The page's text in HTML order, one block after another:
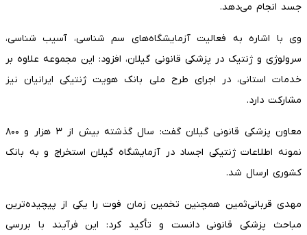
جسد انجام می‌دهد.
وی با اشاره به فعالیت آزمایشگاه‌های سم شناسی، آسیب شناسی،
سرولوژی و ژنتیک در پزشکی قانونی گیلان، افزود: این مجموعه علاوه بر
خدمات استانی، در اجرای طرح ملی بانک هویت ژنتیکی ایرانیان نیز
مشارکت دارد.
معاون پزشکی قانونی گیلان گفت: سال گذشته بیش از ۳ هزار و ۸۰۰
نمونه اطلاعات ژنتیکی اجساد در آزمایشگاه گیلان استخراج و به بانک
کشوری ارسال شد.
مهدی قربانی‌ثمین همچنین تخمین زمان فوت را یکی از پیچیده‌ترین
مباحث پزشکی قانونی دانست و تأکید کرد: این فرآیند با بررسی